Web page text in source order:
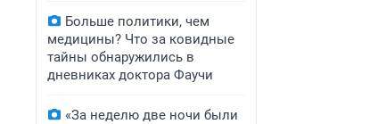
Больше политики, чем
медицины? Что за ковидные
тайны обнаружились в
дневниках доктора Фаучи
«За неделю две ночи были